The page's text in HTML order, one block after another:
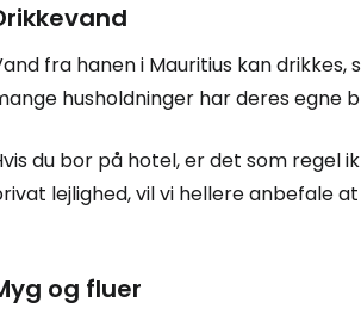
fra hanen i Mauritius kan
husholdninger har deres egne
du bor på hotel, er det som regel
lejlighed, vil vi hellere anbefale
og fluer